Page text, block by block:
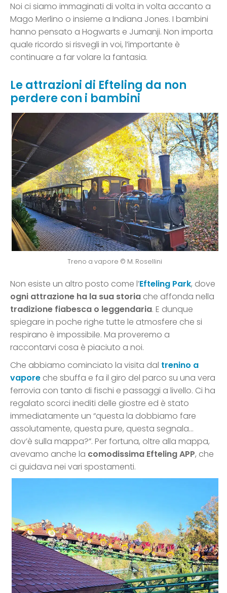
Noi ci siamo immaginati di volta in volta accanto a
Mago Merlino o insieme a Indiana Jones. I bambini
hanno pensato a Hogwarts e Jumanji. Non importa
quale ricordo si risvegli in voi, l’importante è
continuare a far volare la fantasia.
Le attrazioni di Efteling da non
perdere con i bambini
Treno a vapore © M. Rosellini
Non esiste un altro posto come l’Efteling Park, dove
ogni attrazione ha la sua storia che affonda nella
tradizione fiabesca o leggendaria. E dunque
spiegare in poche righe tutte le atmosfere che si
respirano è impossibile. Ma proveremo a
raccontarvi cosa è piaciuto a noi.
Che abbiamo cominciato la visita dal trenino a
vapore che sbuffa e fa il giro del parco su una vera
ferrovia con tanto di fischi e passaggi a livello. Ci ha
regalato scorci inediti delle giostre ed è stato
immediatamente un “questa la dobbiamo fare
assolutamente, questa pure, questa segnala…
dov’è sulla mappa?”. Per fortuna, oltre alla mappa,
avevamo anche la comodissima Efteling APP, che
ci guidava nei vari spostamenti.